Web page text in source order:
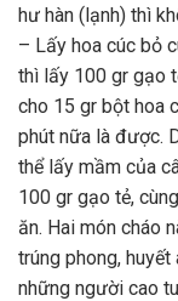
hư hàn (lạnh) thì
– Lấy hoa cúc bỏ
thì lấy 100 gr gạo
cho 15 gr bột hoa
phút nữa là được.
thể lấy mầm của
100 gr gạo tẻ,
ăn. Hai món cháo
trúng phong,
những người cao